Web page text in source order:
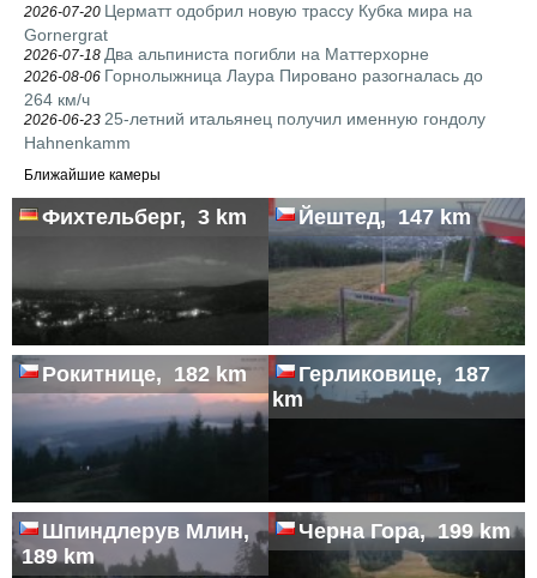
2026-07-20 Церматт одобрил новую трассу Кубка мира на
Gornergrat
2026-07-18 Два альпиниста погибли на Маттерхорне
2026-08-06 Горнолыжница Лаура Пировано разогналась до
264 км/ч
2026-06-23 25-летний итальянец получил именную гондолу
Hahnenkamm
Ближайшие камеры
Фихтельберг, 3 km Йештед, 147 km
Рокитнице, 182 km
Герликовице, 187
km
Шпиндлерув Млин,
189 km
Черна Гора, 199 km